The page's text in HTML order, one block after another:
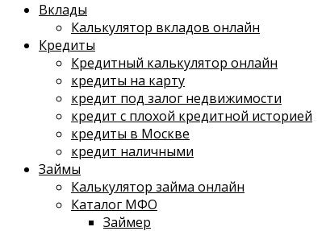
Вклады
Калькулятор вкладов онлайн
Кредиты
Кредитный калькулятор онлайн
кредиты на карту
кредит под залог недвижимости
кредит с плохой кредитной историей
кредиты в Москве
кредит наличными
Займы
Калькулятор займа онлайн
Каталог МФО
Займер